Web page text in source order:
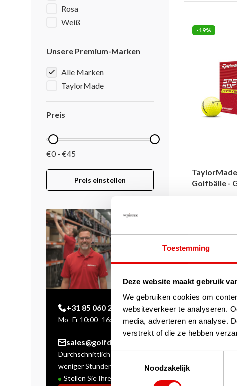
Toestemming
Deze website maakt gebruik
We gebruiken cookies om
websiteverkeer te analyseren.
media, adverteren en analyse.
verstrekt of die ze hebben
Noodzakelijk
Rosa
Weiß
Unsere Premium-Marken
Alle Marken
TaylorMade
Preis
€0 - €45
Preis einstellen
+31 85 060 20 99
Mo–Fr 10:00–16:00 Uhr
sales@golfdriver.nl
Durchschnittlich innerhalb
weniger Stunden
Stellen Sie Ihre Frage!
-19%
Golfbälle -
bessere
weiterlesen
€40,00
-17%